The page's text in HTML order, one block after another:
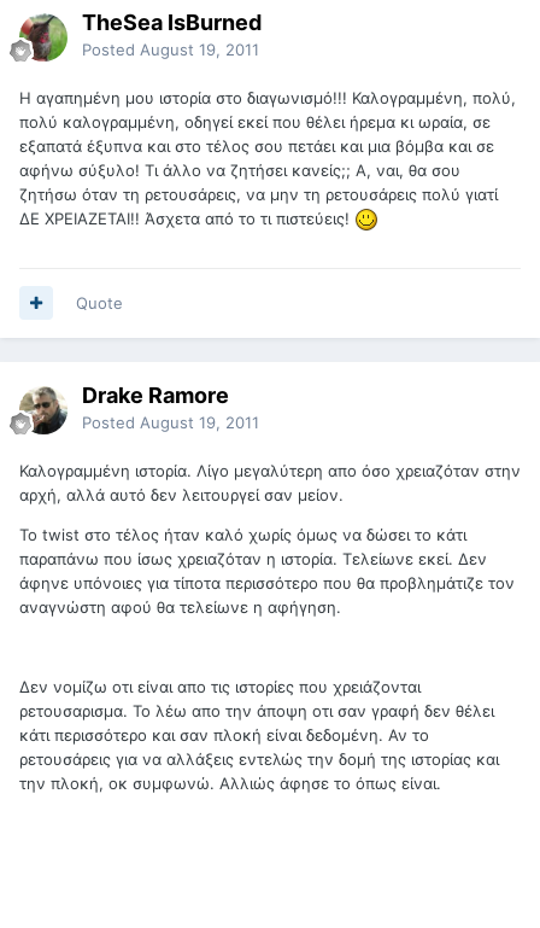
TheSea IsBurned
Posted August 19, 2011
Η αγαπημένη μου ιστορία στο διαγωνισμό!!! Καλογραμμένη, πολύ,
πολύ καλογραμμένη, οδηγεί εκεί που θέλει ήρεμα κι ωραία, σε
εξαπατά έξυπνα και στο τέλος σου πετάει και μια βόμβα και σε
αφήνω σύξυλο! Τι άλλο να ζητήσει κανείς;; Α, ναι, θα σου
ζητήσω όταν τη ρετουσάρεις, να μην τη ρετουσάρεις πολύ γιατί
ΔΕ ΧΡΕΙΑΖΕΤΑΙ!! Άσχετα από το τι πιστεύεις!
Quote
Drake Ramore
Posted August 19, 2011
Καλογραμμένη ιστορία. Λίγο μεγαλύτερη απο όσο χρειαζόταν στην
αρχή, αλλά αυτό δεν λειτουργεί σαν μείον.
To twist στο τέλος ήταν καλό χωρίς όμως να δώσει το κάτι
παραπάνω που ίσως χρειαζόταν η ιστορία. Τελείωνε εκεί. Δεν
άφηνε υπόνοιες για τίποτα περισσότερο που θα προβλημάτιζε τον
αναγνώστη αφού θα τελείωνε η αφήγηση.
Δεν νομίζω οτι είναι απο τις ιστορίες που χρειάζονται
ρετουσαρισμα. Το λέω απο την άποψη οτι σαν γραφή δεν θέλει
κάτι περισσότερο και σαν πλοκή είναι δεδομένη. Αν το
ρετουσάρεις για να αλλάξεις εντελώς την δομή της ιστορίας και
την πλοκή, οκ συμφωνώ. Αλλιώς άφησε το όπως είναι.